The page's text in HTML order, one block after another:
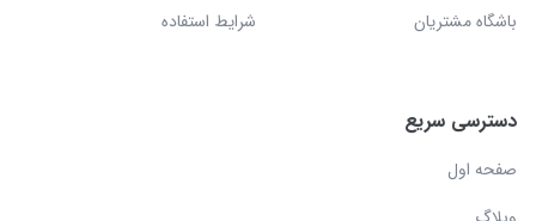
باشگاه مشتریان
شرایط استفاده
دسترسی سریع
صفحه اول